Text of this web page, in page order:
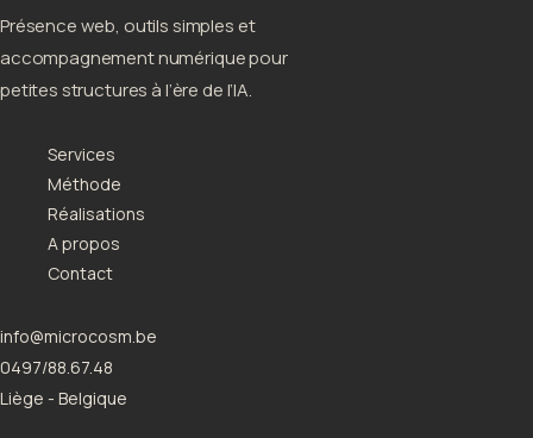
Présence web, outils simples et
accompagnement numérique pour
petites structures à l’ère de l’IA.
Services
Méthode
Réalisations
A propos
Contact
info@microcosm.be
0497/88.67.48
Liège - Belgique